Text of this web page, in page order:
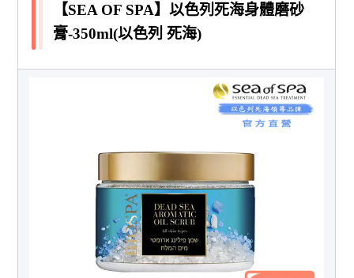
【SEA OF SPA】以色列死海身體磨砂
膏-350ml(以色列 死海)